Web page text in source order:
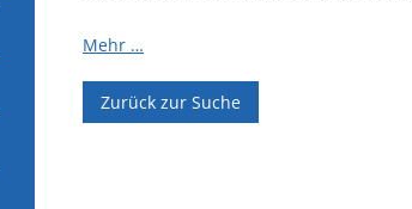
Mehr …
Zurück zur Suche